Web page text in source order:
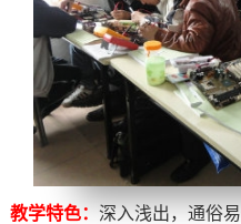
教学特色： 深入浅出，通俗